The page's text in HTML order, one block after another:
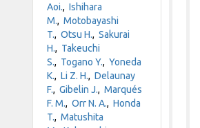
Aoi.,Ishihara
M.,Motobayashi
T.,Otsu H.,Sakurai
H., Takeuchi
S., Togano Y.,Yoneda
K.,Li Z. H.,Delaunay
F.,Gibelin J.,Marqués
F. M.,Orr N. A.,Honda
T.,Matushita